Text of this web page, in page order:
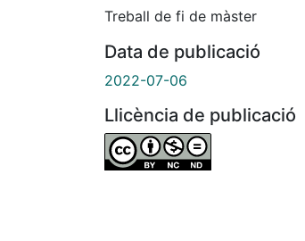
Treball de fi de màster
Data de publicació
2022-07-06
Llicència de publicació